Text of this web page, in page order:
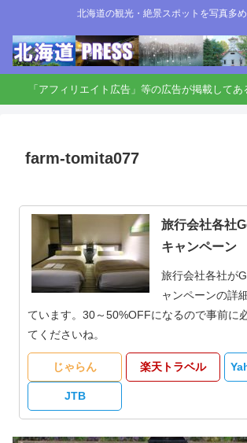
北海道の観光・絶景スポットを写真多
「アフィリエイト広告」等の広告が掲載して
farm-tomita077
旅行会社各社
キャンペーン
旅行会社各社が
ャンペーンの詳
ています。30～50%OFFになるので事前に
てくださいね。
じゃらん 楽天トラベル
JTB